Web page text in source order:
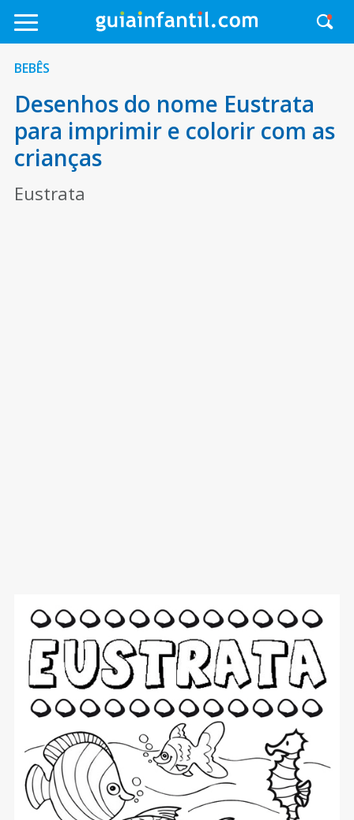
BEBÊS
Desenhos do nome Eustrata
para imprimir e colorir com as
crianças
Eustrata